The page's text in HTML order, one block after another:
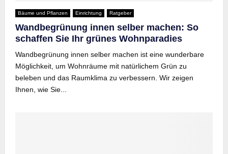
Bäume und Pflanzen Einrichtung Ratgeber
Wandbegrünung innen selber machen: So
schaffen Sie Ihr grünes Wohnparadies
Wandbegrünung innen selber machen ist eine wunderbare
Möglichkeit, um Wohnräume mit natürlichem Grün zu
beleben und das Raumklima zu verbessern. Wir zeigen
Ihnen, wie Sie...